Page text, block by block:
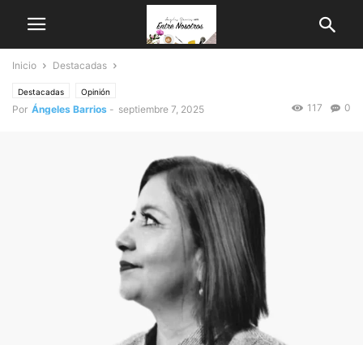
Inicio Destacadas
Destacadas Opinión
Por Ángeles Barrios - septiembre 7, 2025 0
117